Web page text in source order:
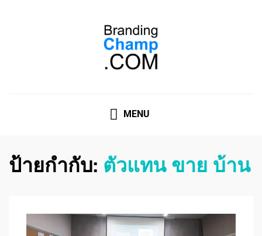
MENU
ป้ายกำกับ: ตัวแทน ขาย บ้าน